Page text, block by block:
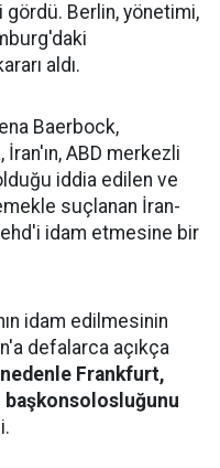
Berlin, yönetimi,
aldı.
Baerbock,
İran'ın, ABD merkezli
iddia edilen ve
suçlanan İran-
idam etmesine bir
idam edilmesinin
defalarca açıkça
Frankfurt,
başkonsolosluğunu